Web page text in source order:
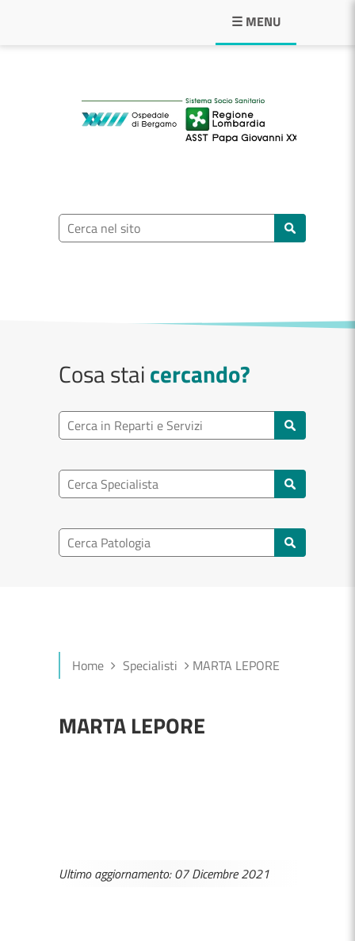
☰ MENU
ASST Papa
Ricerca nel sito
Cosa staicercando?
Ricerca reparto
Ricerca specialisti
Ricerca nel patologia
Home Specialisti MARTA LEPORE
MARTA LEPORE
Ultimo aggiornamento: 07 Dicembre 2021